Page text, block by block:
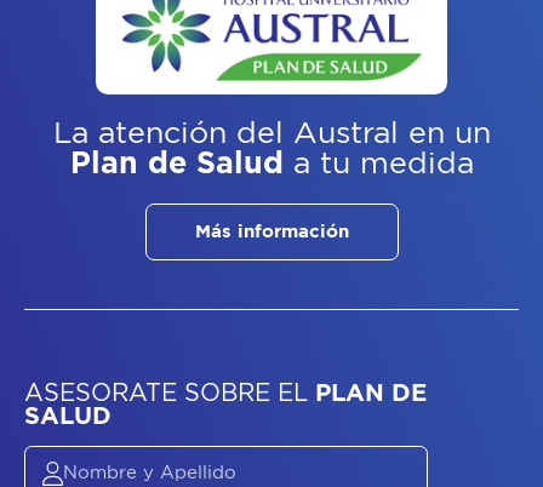
La atención del Austral
en un
Plan de Salud a tu medida
Más información